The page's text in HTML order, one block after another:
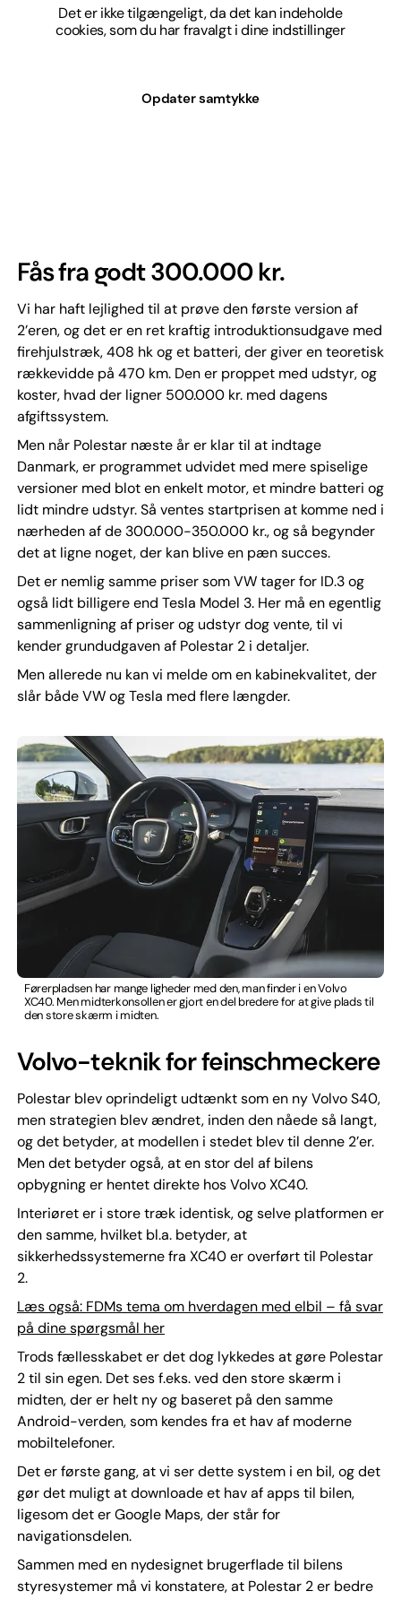
Det er ikke tilgængeligt, da det kan indeholde
cookies, som du har fravalgt i dine indstillinger
Opdater samtykke
Fås fra godt 300.000 kr.
Vi har haft lejlighed til at prøve den første version af
2’eren, og det er en ret kraftig introduktionsudgave med
firehjulstræk, 408 hk og et batteri, der giver en teoretisk
rækkevidde på 470 km. Den er proppet med udstyr, og
koster, hvad der ligner 500.000 kr. med dagens
afgiftssystem.
Men når Polestar næste år er klar til at indtage
Danmark, er programmet udvidet med mere spiselige
versioner med blot en enkelt motor, et mindre batteri og
lidt mindre udstyr. Så ventes startprisen at komme ned i
nærheden af de 300.000-350.000 kr., og så begynder
det at ligne noget, der kan blive en pæn succes.
Det er nemlig samme priser som VW tager for ID.3 og
også lidt billigere end Tesla Model 3. Her må en egentlig
sammenligning af priser og udstyr dog vente, til vi
kender grundudgaven af Polestar 2 i detaljer.
Men allerede nu kan vi melde om en kabinekvalitet, der
slår både VW og Tesla med flere længder.
Førerpladsen har mange ligheder med den, man finder i en Volvo
XC40. Men midterkonsollen er gjort en del bredere for at give plads til
den store skærm i midten.
Volvo-teknik for feinschmeckere
Polestar blev oprindeligt udtænkt som en ny Volvo S40,
men strategien blev ændret, inden den nåede så langt,
og det betyder, at modellen i stedet blev til denne 2’er.
Men det betyder også, at en stor del af bilens
opbygning er hentet direkte hos Volvo XC40.
Interiøret er i store træk identisk, og selve platformen er
den samme, hvilket bl.a. betyder, at
sikkerhedssystemerne fra XC40 er overført til Polestar
2.
Læs også: FDMs tema om hverdagen med elbil – få svar
på dine spørgsmål her
Trods fællesskabet er det dog lykkedes at gøre Polestar
2 til sin egen. Det ses f.eks. ved den store skærm i
midten, der er helt ny og baseret på den samme
Android-verden, som kendes fra et hav af moderne
mobiltelefoner.
Det er første gang, at vi ser dette system i en bil, og det
gør det muligt at downloade et hav af apps til bilen,
ligesom det er Google Maps, der står for
navigationsdelen.
Sammen med en nydesignet brugerflade til bilens
styresystemer må vi konstatere, at Polestar 2 er bedre